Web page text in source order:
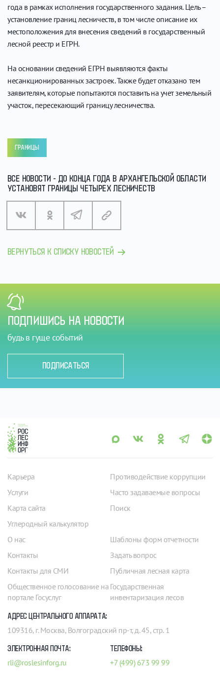
года в рамках исполнения государственного задания. Цель –
установление границ лесничеств, в том числе описание их
местоположения для внесения сведений в государственный
лесной реестр и ЕГРН.
На основании сведений ЕГРН выявляются факты
несанкционированных застроек. Также будет отказано тем
заявителям, которые попытаются поставить на учет земельный
участок, пересекающий границу лесничества.
ГРАНИЦЫ
ВСЕ НОВОСТИ - ДО КОНЦА ГОДА В АРХАНГЕЛЬСКОЙ ОБЛАСТИ
УСТАНОВЯТ ГРАНИЦЫ ЧЕТЫРЕХ ЛЕСНИЧЕСТВ
ВЕРНУТЬСЯ К СПИСКУ НОВОСТЕЙ
ПОДПИШИСЬ НА НОВОСТИ
будь в гуще событий
ПОДПИСАТЬСЯ
Карьера
Услуги
Карта сайта
Углеродный калькулятор
Противодействие коррупции
Часто задаваемые вопросы
Поиск
О нас
Контакты
Контакты для СМИ
Общественное голосование на
портале Госуслуг
Шаблоны форм отчетности
Задать вопрос
Публичная лесная карта
Государственная
инвентаризация лесов
АДРЕС ЦЕНТРАЛЬНОГО АППАРАТА:
109316, г. Москва, Волгоградский пр-т, д. 45, стр. 1
ЭЛЕКТРОННАЯ ПОЧТА:
rli@roslesinforg.ru
ТЕЛЕФОНЫ:
+7 (499) 673 99 99